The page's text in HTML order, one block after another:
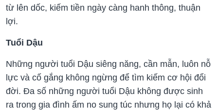
từ lên dốc, kiếm tiền ngày càng hanh thông, thuận
lợi.
Tuổi Dậu
Những người tuổi Dậu siêng năng, cần mẫn, luôn nỗ
lực và cố gắng không ngừng để tìm kiếm cơ hội đổi
đời. Đa số những người tuổi Dậu không được sinh
ra trong gia đình ấm no sung túc nhưng họ lại có khả